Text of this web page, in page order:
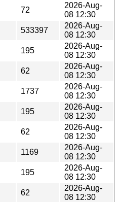
72
2026-Aug-
08 12:30
533397
2026-Aug-
08 12:30
195
2026-Aug-
08 12:30
62
2026-Aug-
08 12:30
1737
2026-Aug-
08 12:30
195
2026-Aug-
08 12:30
62
2026-Aug-
08 12:30
1169
2026-Aug-
08 12:30
195
2026-Aug-
08 12:30
62
2026-Aug-
08 12:30